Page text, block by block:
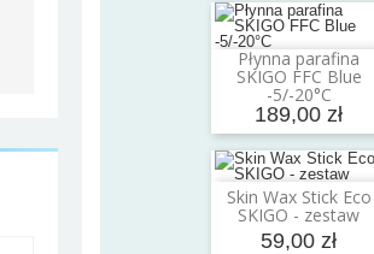
Płynna parafina
SKIGO FFC Blue
-5/-20°C
189,00 zł
Dodaj do koszyka
Skin Wax Stick Eco
SKIGO - zestaw
59,00 zł
Dodaj do koszyka